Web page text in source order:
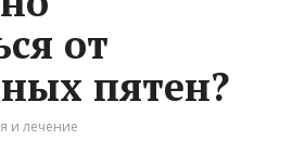
от
пятен?
и лечение